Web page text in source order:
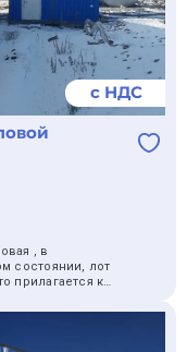
с НДС
, в
состоянии, лот
прилагается к
Кут( Иркутская
в месте отгрузки
Уместен торг.